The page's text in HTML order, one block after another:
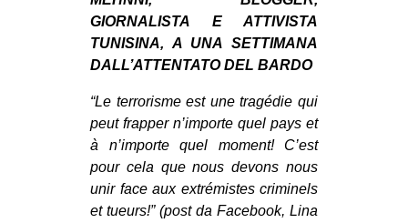
SPORT POPOLARE
MOVIMENTI
ANTIFASCISMO
DIRITTO ALL’ABITARE
GENERI
MIGRAZIONI
GIORNALISTA E ATTIVISTA
TUNISINA, A UNA SETTIMANA
DALL’ATTENTATO DEL BARDO
“Le terrorisme est une tragédie qui
peut frapper n’importe quel pays et
à n’importe quel moment! C’est
pour cela que nous devons nous
unir face aux extrémistes criminels
et tueurs!” (post da Facebook, Lina